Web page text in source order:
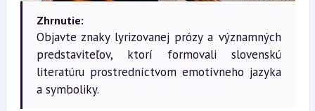
Zhrnutie:
Objavte znaky lyrizovanej prózy a významných
predstaviteľov, ktorí formovali slovenskú
literatúru prostredníctvom emotívneho jazyka
a symboliky.